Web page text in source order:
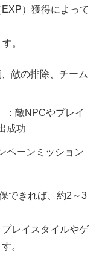
）獲得によって
。
敵の排除、チーム
：敵NPCやプレイ
成功
ペーンミッション
できれば、約2～3
レイスタイルやゲ
。